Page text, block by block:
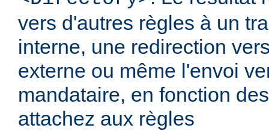
vers d'autres règles à un
interne, une redirection
externe ou même l'envoi
mandataire, en fonction
attachez aux règles